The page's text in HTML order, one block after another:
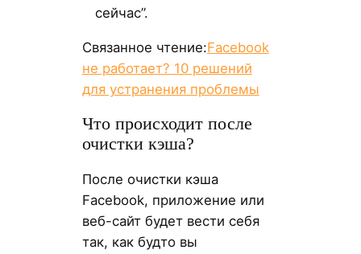
сейчас”.
Связанное чтение:Facebook
не работает? 10 решений
для устранения проблемы
Что происходит после
очистки кэша?
После очистки кэша
Facebook, приложение или
веб-сайт будет вести себя
так, как будто вы